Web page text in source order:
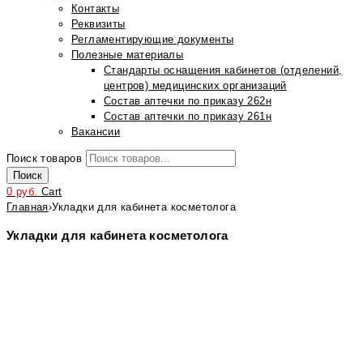
Контакты
Реквизиты
Регламентирующие документы
Полезные материалы
Стандарты оснащения кабинетов (отделений,
центров) медицинских организаций
Состав аптечки по приказу 262н
Состав аптечки по приказу 261н
Вакансии
Поиск товаров
Поиск
0 руб. Cart
Главная›Укладки для кабинета косметолога
Укладки для кабинета косметолога